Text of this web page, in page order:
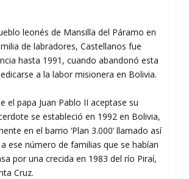
leonés de Mansilla del Páramo en
de labradores, Castellanos fue
hasta 1991, cuando abandonó esta
a la labor misionera en Bolivia.
el papa Juan Pablo II aceptase su
se estableció en 1992 en Bolivia,
en el barrio ‘Plan 3.000’ llamado así
ese número de familias que se habían
por una crecida en 1983 del río Piraí,
Cruz.